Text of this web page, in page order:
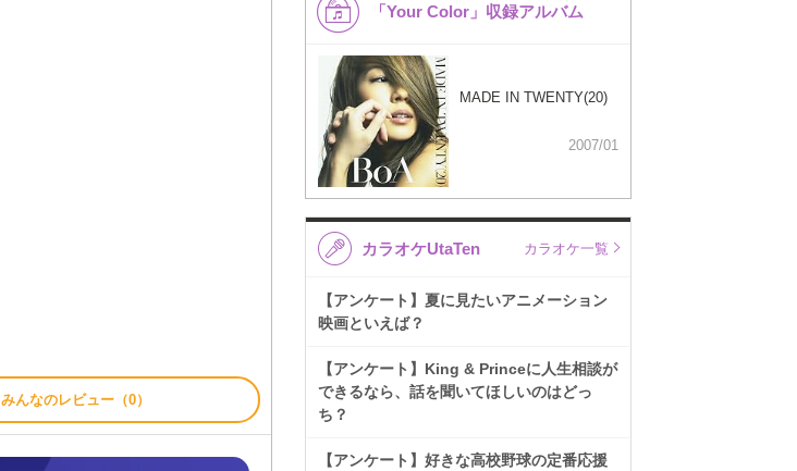
みんなのレビュー（0）
「Your Color」収録アルバム
MADE IN TWENTY(20)
2007/01
カラオケUtaTen カラオケ一覧
【アンケート】夏に見たいアニメーション
映画といえば？
【アンケート】King & Princeに人生相談が
できるなら、話を聞いてほしいのはどっ
ち？
【アンケート】好きな高校野球の定番応援